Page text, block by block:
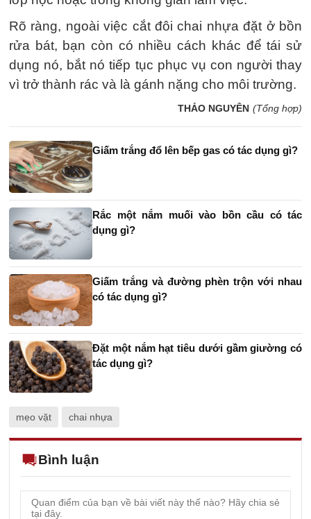
Rõ ràng, ngoài việc cắt đôi chai nhựa đặt ở bồn
rửa bát, bạn còn có nhiều cách khác để tái sử
dụng nó, bắt nó tiếp tục phục vụ con người thay
vì trở thành rác và là gánh nặng cho môi trường.
THẢO NGUYÊN (Tổng hợp)
Giấm trắng đổ lên bếp gas có tác dụng gì?
Rắc một nắm muối vào bồn cầu có tác
dụng gì?
Giấm trắng và đường phèn trộn với nhau
có tác dụng gì?
Đặt một nắm hạt tiêu dưới gầm giường có
tác dụng gì?
mẹo vặt chai nhựa
Bình luận